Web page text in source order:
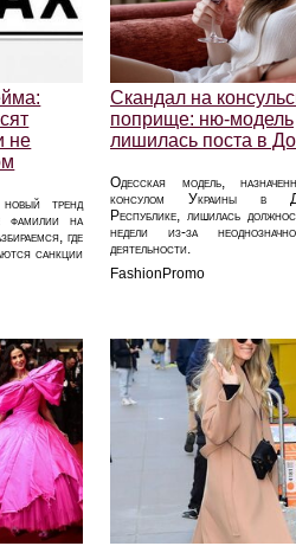
не
новый тренд
фамилии на
где
санкции
Скандал на
поприще: ню-модель
лишилась поста в
Одесская модель,
консулом Украины в
Республике, лишилась
недели из-за
деятельности.
FashionPromo